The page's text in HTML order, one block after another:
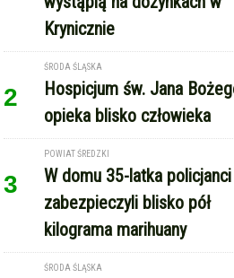
Krynicznie
2
ŚRODA ŚLĄSKA
Hospicjum św. Jana
opieka blisko człowieka
3
POWIAT ŚREDZKI
W domu 35-latka policjanci
zabezpieczyli blisko pół
kilograma marihuany
ŚRODA ŚLĄSKA